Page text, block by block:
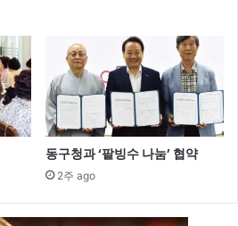
동구청과 ‘팥빙수 나눔’ 협약
2주 ago